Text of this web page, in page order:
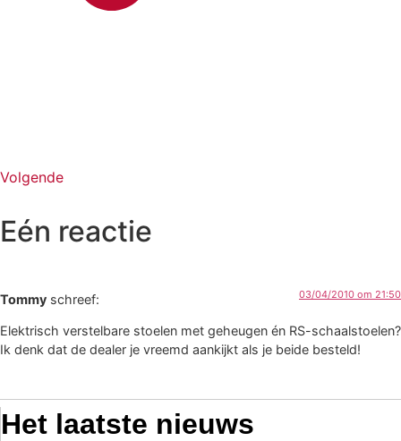
Volgende
Eén reactie
Tommy schreef: 03/04/2010 om 21:50
Elektrisch verstelbare stoelen met geheugen én RS-schaalstoelen?
Ik denk dat de dealer je vreemd aankijkt als je beide besteld!
Het laatste nieuws